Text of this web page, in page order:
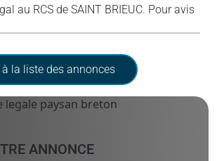
au RCS de SAINT BRIEUC. Pour avis
à la liste des annonces
ANNONCE